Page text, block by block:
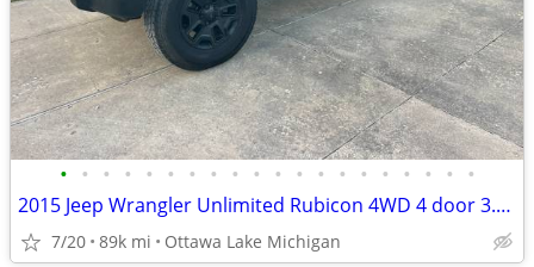
• • • • • • • • • • • • • • • • • • • •
2015 Jeep Wrangler Unlimited Rubicon 4WD 4 door 3.6 liter V-6
7/20 89k mi Ottawa Lake Michigan